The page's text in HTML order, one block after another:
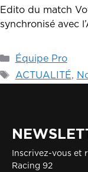
Edito du match
synchronisé avec
Catégories
Équipe Pro
Étiquettes
ACTUALITÉ,
Inscrivez-vous et
Racing 92